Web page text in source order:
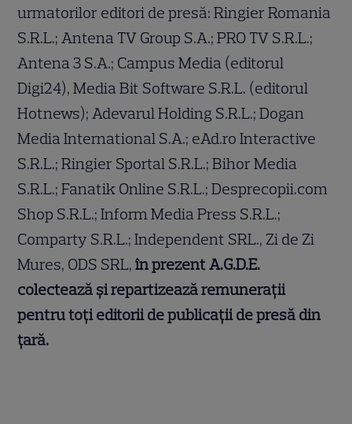
urmatorilor editori de presă: Ringier Romania
S.R.L.; Antena TV Group S.A.; PRO TV S.R.L.;
Antena 3 S.A.; Campus Media (editorul
Digi24), Media Bit Software S.R.L. (editorul
Hotnews); Adevarul Holding S.R.L.; Dogan
Media International S.A.; eAd.ro Interactive
S.R.L.; Ringier Sportal S.R.L.; Bihor Media
S.R.L.; Fanatik Online S.R.L.; Desprecopii.com
Shop S.R.L.; Inform Media Press S.R.L.;
Comparty S.R.L.; Independent SRL., Zi de Zi
Mures, ODS SRL,în prezent A.G.D.E.
colectează și repartizează remunerații
pentru toți editorii de publicații de presă din
țară.